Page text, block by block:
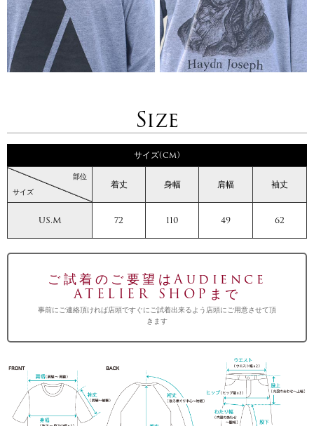
Size
サイズ(cm)
サイズ
部位
着丈 身幅 肩幅 袖丈
US.M 72 110 49 62
ご試着のご要望はAudience
ATELIER SHOPまで
事前にご連絡頂ければ店頭ですぐにご試着出来るよう店頭にご用意させて頂
きます